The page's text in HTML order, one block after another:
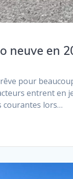
neuve en
pour
entrent en
courantes lors…